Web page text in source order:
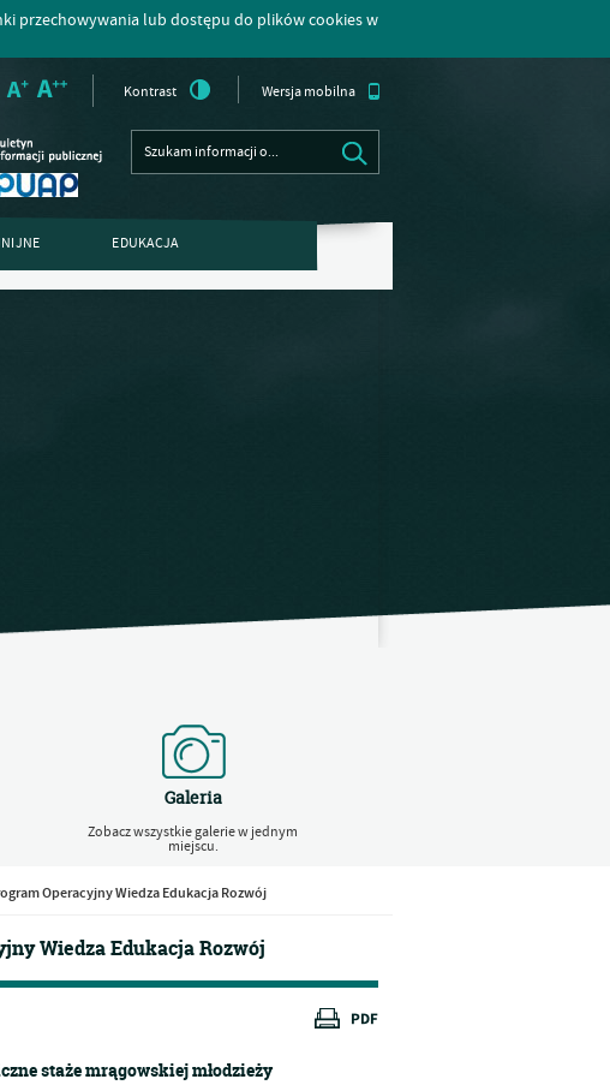
przechowywania lub dostępu do plików cookies w
Kontrast Wersja mobilna
EDUKACJA
Galeria
Zobacz wszystkie galerie w jednym
miejscu.
Operacyjny Wiedza Edukacja Rozwój
Wiedza Edukacja Rozwój
staże mrągowskiej młodzieży